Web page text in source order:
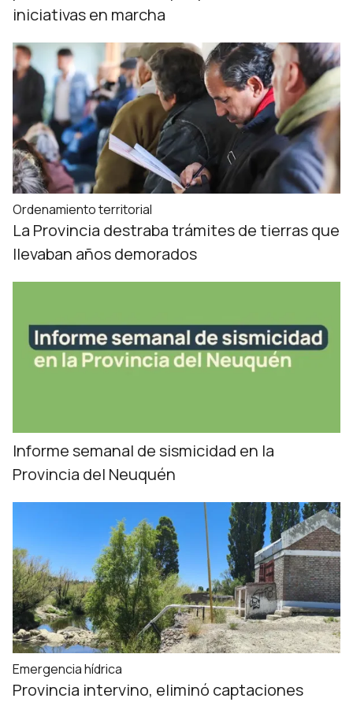
iniciativas en marcha
Ordenamiento territorial
La Provincia destraba trámites de tierras que
llevaban años demorados
Informe semanal de sismicidad en la
Provincia del Neuquén
Emergencia hídrica
Provincia intervino, eliminó captaciones